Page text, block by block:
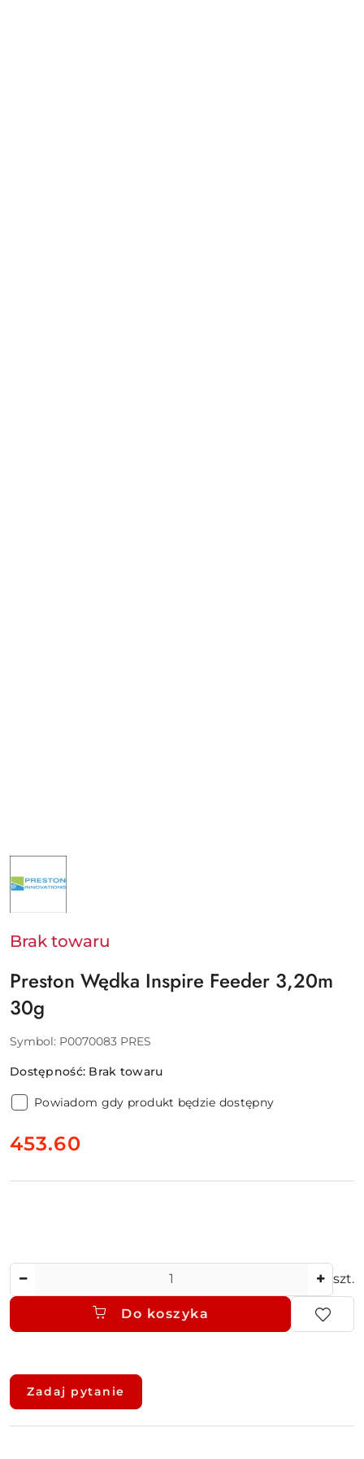
NAZWA
PRESTON
Brak towaru
Preston Wędka Inspire Feeder 3,20m
30g
Symbol: P0070083 PRES
Dostępność: Brak towaru
Powiadom gdy produkt będzie dostępny
cena:
453.60
szt.
Do koszyka
Dostępność
dostawa
Zadaj pytanie